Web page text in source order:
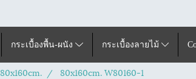
กระเบื้องพื้น-ผนัง กระเบื้องลายไม้
80x160cm. 80x160cm. W80160-1